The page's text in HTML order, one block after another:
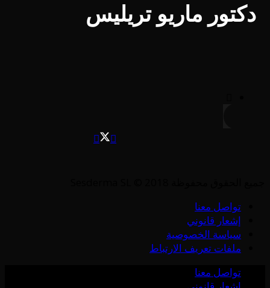
دكتور ماريو تريليس
تواصل معنا
إشعار قانوني
سياسة الخصوصية
ملفات تعريف الارتباط
تواصل معنا